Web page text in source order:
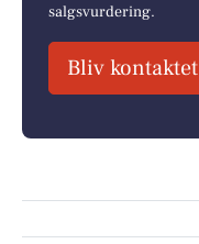
salgsvurdering.
Bliv kontaktet